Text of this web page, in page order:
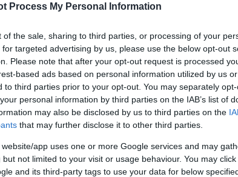
Process My Personal Information
of the sale, sharing to third parties, or processing of your
targeted advertising by us, please use the below opt-out
Please note that after your opt-out request is processed
based ads based on personal information utilized by us
to third parties prior to your opt-out. You may separately
personal information by third parties on the IAB’s list of
may also be disclosed by us to third parties on the
that may further disclose it to other third parties.
app uses one or more Google services and may
not limited to your visit or usage behaviour. You may
and its third-party tags to use your data for below
να σημειωθεί ότι φέτος ο αγώνας θα
και όσοι παρακολουθήσουν θα
να μπορέσει να μεταβεί στη